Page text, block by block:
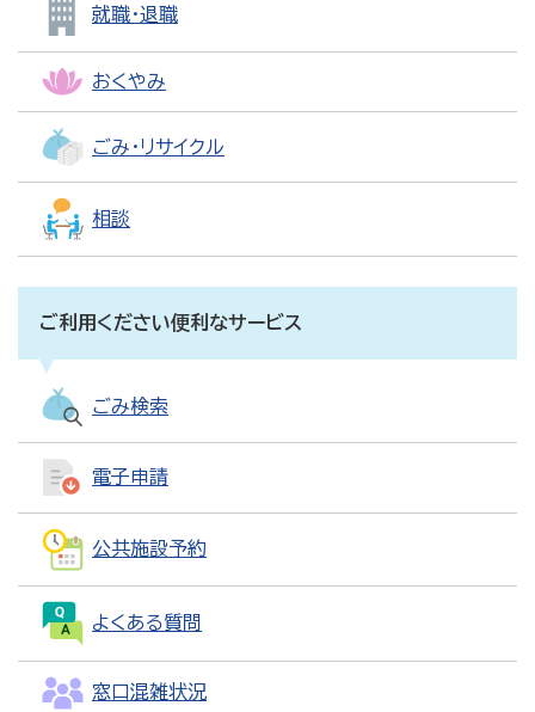
就職・退職
おくやみ
ごみ・リサイクル
相談
ご利用ください便利なサービス
ごみ検索
電子申請
公共施設予約
よくある質問
窓口混雑状況